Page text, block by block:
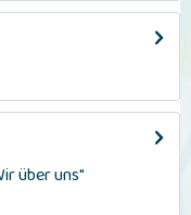
über uns"